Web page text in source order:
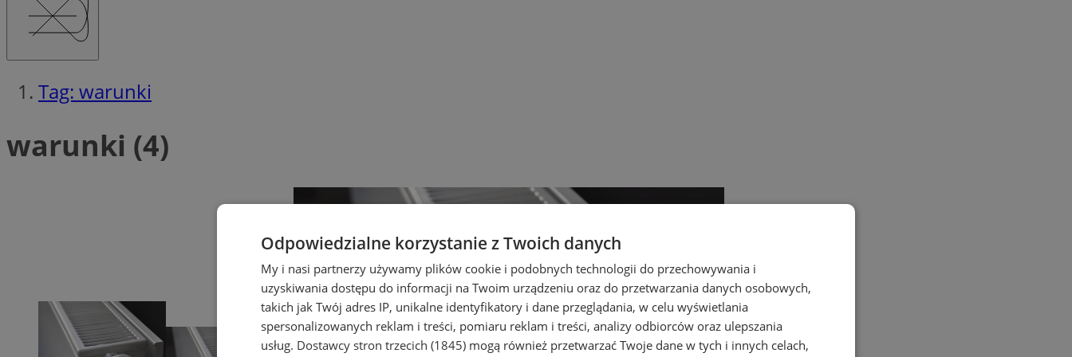
Tag: warunki
warunki (4)
Odpowiedzialne korzystanie z Twoich danych
My i nasi partnerzy używamy plików cookie i podobnych technologii do przechowywania i
uzyskiwania dostępu do informacji na Twoim urządzeniu oraz do przetwarzania danych osobowych,
takich jak Twój adres IP, unikalne identyfikatory i dane przeglądania, w celu wyświetlania
spersonalizowanych reklam i treści, pomiaru reklam i treści, analizy odbiorców oraz ulepszania
usług. Dostawcy stron trzecich (1845) mogą również przetwarzać Twoje dane w tych i innych celach,